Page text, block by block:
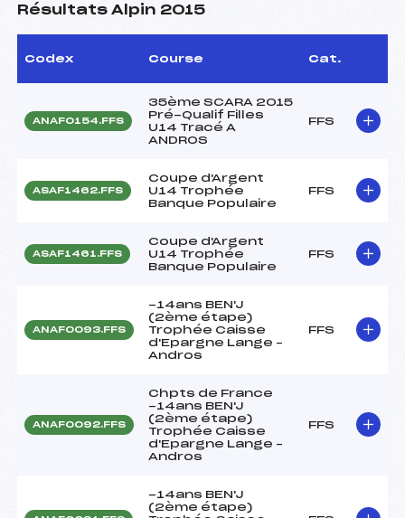
Résultats Alpin 2015
Codex Course Cat.
ANAF0154.FFS
35ème SCARA 2015
Pré-Qualif Filles
U14 Tracé A
ANDROS
FFS
ASAF1462.FFS
Coupe d'Argent
U14 Trophée
Banque Populaire
FFS
ASAF1461.FFS
Coupe d'Argent
U14 Trophée
Banque Populaire
FFS
ANAF0093.FFS
-14ans BEN'J
(2ème étape)
Trophée Caisse
d'Epargne Lange –
Andros
FFS
ANAF0092.FFS
Chpts de France
-14ans BEN'J
(2ème étape)
Trophée Caisse
d'Epargne Lange –
Andros
FFS
-14ans BEN'J
(2ème étape)